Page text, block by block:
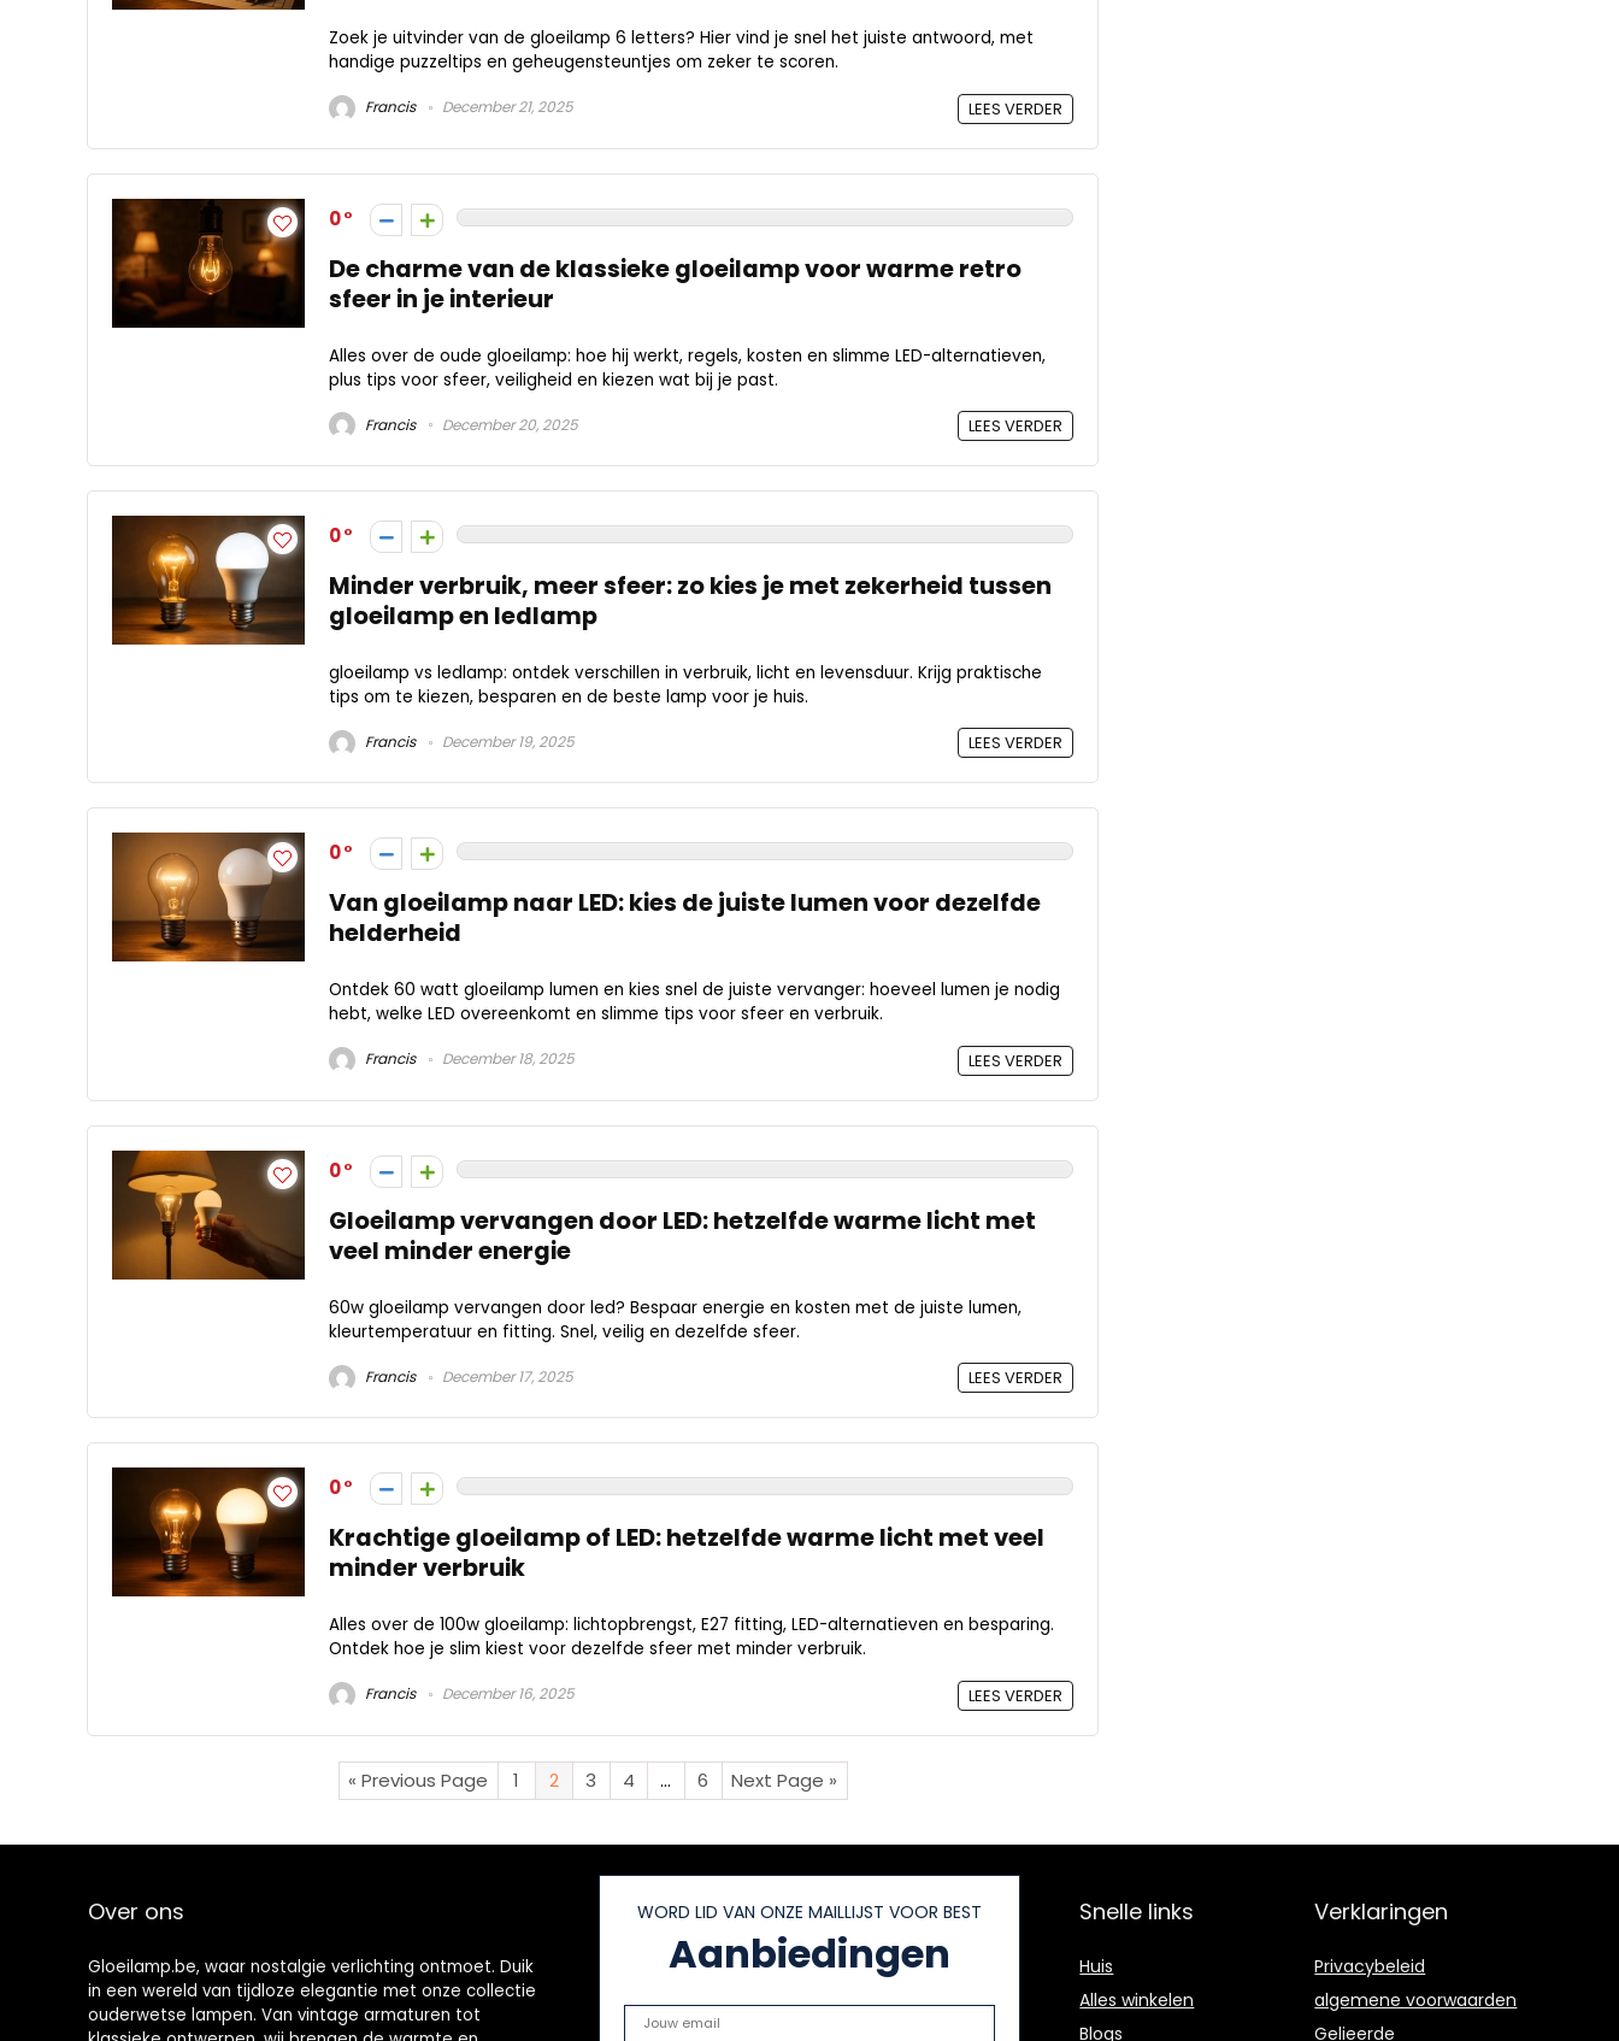
Zoek je uitvinder van de gloeilamp 6 letters? Hier vind je snel het juiste antwoord, met
handige puzzeltips en geheugensteuntjes om zeker te scoren.
Francis December 21, 2025 LEES VERDER
0
De charme van de klassieke gloeilamp voor warme retro
sfeer in je interieur
Alles over de oude gloeilamp: hoe hij werkt, regels, kosten en slimme LED-alternatieven,
plus tips voor sfeer, veiligheid en kiezen wat bij je past.
Francis December 20, 2025 LEES VERDER
0
Minder verbruik, meer sfeer: zo kies je met zekerheid tussen
gloeilamp en ledlamp
gloeilamp vs ledlamp: ontdek verschillen in verbruik, licht en levensduur. Krijg praktische
tips om te kiezen, besparen en de beste lamp voor je huis.
Francis December 19, 2025 LEES VERDER
0
Van gloeilamp naar LED: kies de juiste lumen voor dezelfde
helderheid
Ontdek 60 watt gloeilamp lumen en kies snel de juiste vervanger: hoeveel lumen je nodig
hebt, welke LED overeenkomt en slimme tips voor sfeer en verbruik.
Francis December 18, 2025 LEES VERDER
0
Gloeilamp vervangen door LED: hetzelfde warme licht met
veel minder energie
60w gloeilamp vervangen door led? Bespaar energie en kosten met de juiste lumen,
kleurtemperatuur en fitting. Snel, veilig en dezelfde sfeer.
Francis December 17, 2025 LEES VERDER
0
Krachtige gloeilamp of LED: hetzelfde warme licht met veel
minder verbruik
Alles over de 100w gloeilamp: lichtopbrengst, E27 fitting, LED-alternatieven en besparing.
Ontdek hoe je slim kiest voor dezelfde sfeer met minder verbruik.
Francis December 16, 2025 LEES VERDER
« Previous Page 1 2 3 4 … 6 Next Page »
Over ons
Gloeilamp.be, waar nostalgie verlichting ontmoet. Duik
in een wereld van tijdloze elegantie met onze collectie
ouderwetse lampen. Van vintage armaturen tot
WORD LID VAN ONZE MAILLIJST VOOR BEST
Aanbiedingen
Snelle links
Huis
Alles winkelen
Blogs
Verklaringen
Privacybeleid
algemene voorwaarden
Gelieerde